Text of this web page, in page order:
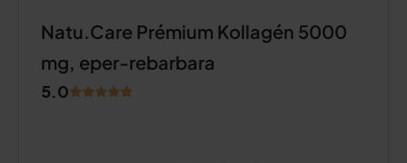
Natu.Care Prémium Kollagén 5000
mg, eper-rebarbara
5.0